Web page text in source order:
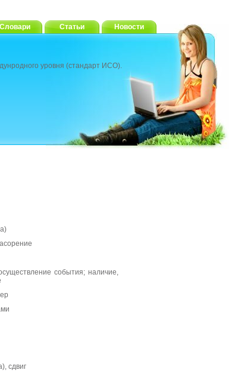
Новости
Статьи
Словари
уровня (стандарт ИСО).
события; наличие,
сдвиг